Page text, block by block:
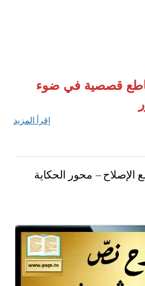
قصصية في ضوء
إقرأ المزيد
الإصلاح – محور الحكاية